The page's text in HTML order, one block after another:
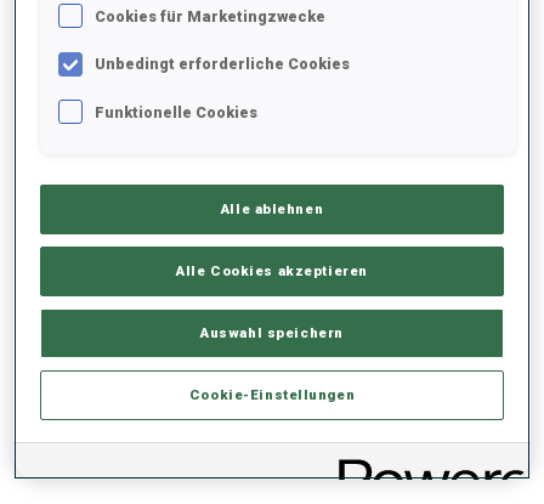
PERFORMANCE
Keine Daten vorhanden
Keine Daten vorhanden
STEHENDSCHIESSEN
Cookies für Marketingzwecke
Unbedingt erforderliche Cookies
Funktionelle Cookies
Alle ablehnen
Alle Cookies akzeptieren
Auswahl speichern
Cookie-Einstellungen